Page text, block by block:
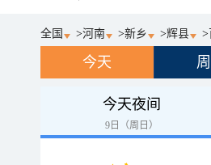
全国 >河南 >新乡 >辉县 >
今天
今天夜间
9日（周日）